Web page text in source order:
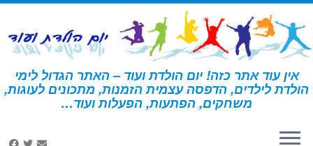
דלג
לתוכן
אין עוד אתר כזה! יום הולדת ועוד – האתר הגדול לימי
הולדת לילדים, הדפסה עצמית הזמנות, מתכונים לעוגות,
משחקים, הפתעות, הפעלות ועוד… דף הבית » דינוזאור